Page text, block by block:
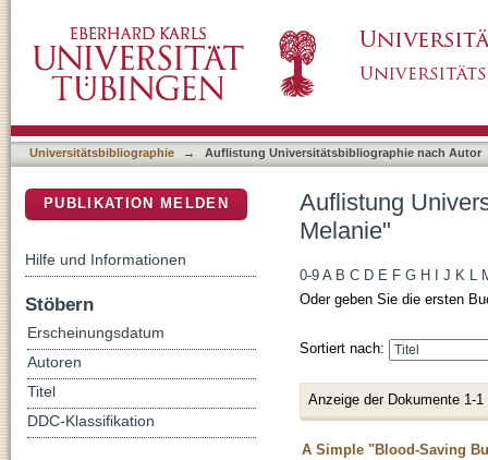
Universitätsbibliographie → Auflistung Universitätsbibliographie nach Autor
Auflistung
Melanie"
0-9 A B C D E F G H J K L
Oder geben Sie die ersten
Sortiert nach:
Anzeige der Dokumente 1-1
A Simple "Blood-Saving
PUBLIKATION MELDEN
Hilfe und Informationen
Stöbern
Erscheinungsdatum
Autoren
Titel
DDC-Klassifikation